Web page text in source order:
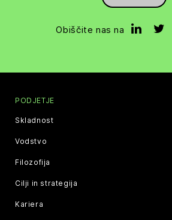
Obiščite nas na
PODJETJE
Skladnost
Vodstvo
Filozofija
Cilji in strategija
Kariera